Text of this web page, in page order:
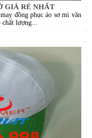
GIÁ RẺ NHẤT
đồng phục áo sơ mi văn
chất lượng...